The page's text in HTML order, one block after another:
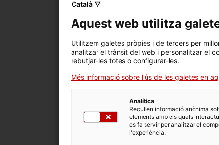
Català ▽
Aquest web utilitza
Utilitzem galetes pròpies i de tercers per
analitzar el trànsit del web i personalitzar el
rebutjar-les totes o configurar-les.
Més informació sobre l'ús de les galetes en
Analítica
Recullen informació anònima
elements amb els quals
es fa servir per analitzar el
l'experiència.